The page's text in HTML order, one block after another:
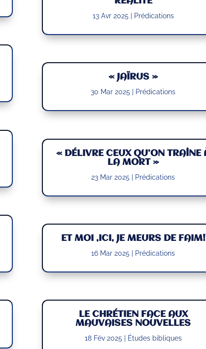
13 Avr 2025 Prédications
« JAÏRUS »
30 Mar 2025 Prédications
« DÉLIVRE CEUX QU’ON TRAÎNE
LA MORT »
23 Mar 2025 Prédications
ET MOI ,ICI, JE MEURS DE FAIM!
16 Mar 2025 Prédications
LE CHRÉTIEN FACE AUX
MAUVAISES NOUVELLES
18 Fév 2025 Études bibliques